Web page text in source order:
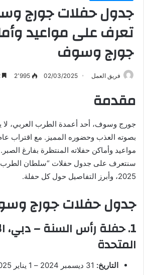
تعرف على مواعيد
جورج وسوف
فريق العمل 02/03/2025 2٬995
مقدمة
جورج وسوف، أحد أعمدة الطرب العربي، لا
مواعيد وأماكن حفلاته المنتظرة بفارغ
سنتعرف على جدول حفلات “سلطان
2025، وأبرز التفاصيل حول كل حفلة.
جدول حفلات جورج وسوف
1. حفلة رأس السنة – دبي،
المتحدة
التاريخ: